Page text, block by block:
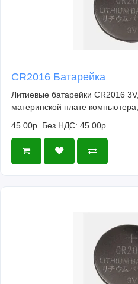
CR2016 Батарейка
Литиевые батарейки CR2016
материнской плате
45.00р. Без НДС: 45.00р.